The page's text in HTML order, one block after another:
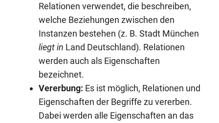
Relationen verwendet, die beschreiben,
welche Beziehungen zwischen den
Instanzen bestehen (z. B. Stadt München
liegt in Land Deutschland). Relationen
werden auch als Eigenschaften
bezeichnet.
Vererbung: Es ist möglich, Relationen und
Eigenschaften der Begriffe zu vererben.
Dabei werden alle Eigenschaften an das